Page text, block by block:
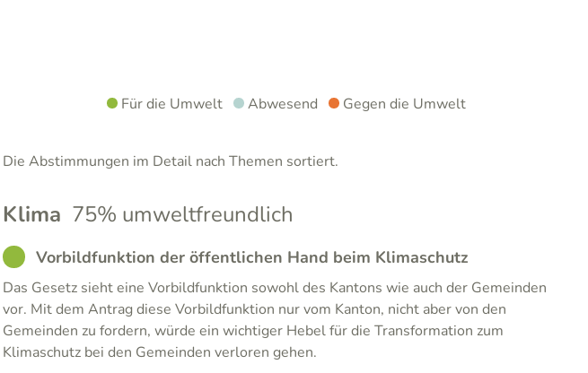
Für die Umwelt Abwesend Gegen die Umwelt
Die Abstimmungen im Detail nach Themen sortiert.
Klima 75% umweltfreundlich
GOODVorbildfunktion der öffentlichen Hand beim Klimaschutz
Das Gesetz sieht eine Vorbildfunktion sowohl des Kantons wie auch der Gemeinden
vor. Mit dem Antrag diese Vorbildfunktion nur vom Kanton, nicht aber von den
Gemeinden zu fordern, würde ein wichtiger Hebel für die Transformation zum
Klimaschutz bei den Gemeinden verloren gehen.